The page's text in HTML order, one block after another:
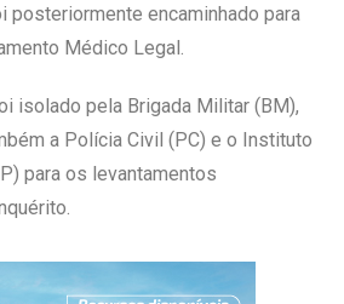
posteriormente encaminhado para
Médico Legal.
isolado pela Brigada Militar (BM),
a Polícia Civil (PC) e o Instituto
para os levantamentos